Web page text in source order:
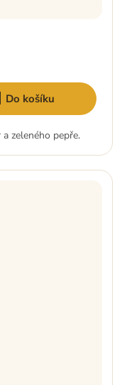
Do košíku
zeleného pepře.